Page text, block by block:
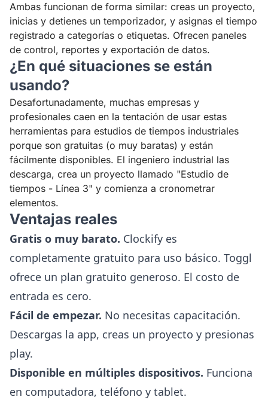
Ambas funcionan de forma similar: creas un proyecto,
inicias y detienes un temporizador, y asignas el tiempo
registrado a categorías o etiquetas. Ofrecen paneles
de control, reportes y exportación de datos.
¿En qué situaciones se están
usando?
Desafortunadamente, muchas empresas y
profesionales caen en la tentación de usar estas
herramientas para estudios de tiempos industriales
porque son gratuitas (o muy baratas) y están
fácilmente disponibles. El ingeniero industrial las
descarga, crea un proyecto llamado "Estudio de
tiempos - Línea 3" y comienza a cronometrar
elementos.
Ventajas reales
Gratis o muy barato. Clockify es
completamente gratuito para uso básico. Toggl
ofrece un plan gratuito generoso. El costo de
entrada es cero.
Fácil de empezar. No necesitas capacitación.
Descargas la app, creas un proyecto y presionas
play.
Disponible en múltiples dispositivos. Funciona
en computadora, teléfono y tablet.